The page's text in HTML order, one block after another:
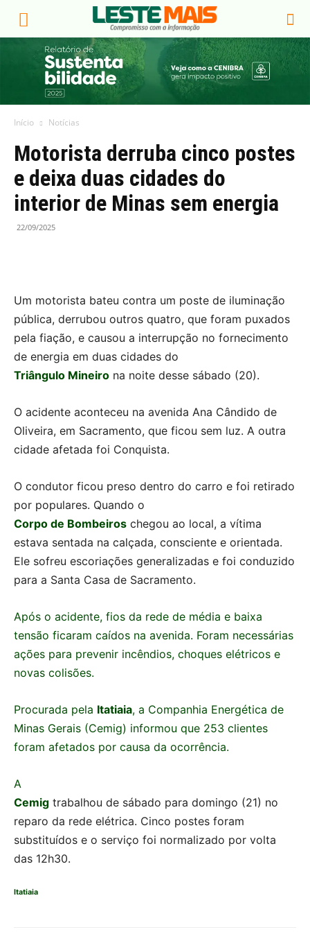
Início Notícias
Motorista derruba cinco postes
e deixa duas cidades do
interior de Minas sem energia
22/09/2025
Um motorista bateu contra um poste de iluminação
pública, derrubou outros quatro, que foram puxados
pela fiação, e causou a interrupção no fornecimento
de energia em duas cidades do
Triângulo Mineiro na noite desse sábado (20).
O acidente aconteceu na avenida Ana Cândido de
Oliveira, em Sacramento, que ficou sem luz. A outra
cidade afetada foi Conquista.
O condutor ficou preso dentro do carro e foi retirado
por populares. Quando o
Corpo de Bombeiros chegou ao local, a vítima
estava sentada na calçada, consciente e orientada.
Ele sofreu escoriações generalizadas e foi conduzido
para a Santa Casa de Sacramento.
Após o acidente, fios da rede de média e baixa
tensão ficaram caídos na avenida. Foram necessárias
ações para prevenir incêndios, choques elétricos e
novas colisões.
Procurada pela Itatiaia, a Companhia Energética de
Minas Gerais (Cemig) informou que 253 clientes
foram afetados por causa da ocorrência.
A
Cemig trabalhou de sábado para domingo (21) no
reparo da rede elétrica. Cinco postes foram
substituídos e o serviço foi normalizado por volta
das 12h30.
Itatiaia